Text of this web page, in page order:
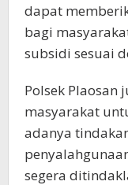
dapat
bagi
subsidi sesuai
Polsek Plaosan
masyarakat
adanya
segera